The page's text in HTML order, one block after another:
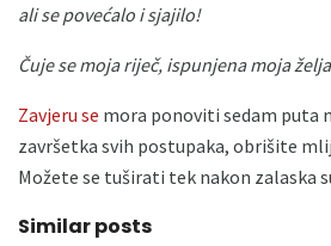
ali se povećalo i sjajilo!
Čuje se moja riječ, ispunjena moja
Zavjeru se mora ponoviti sedam puta
završetka svih postupaka, obrišite
Možete se tuširati tek nakon zalaska
Similar posts